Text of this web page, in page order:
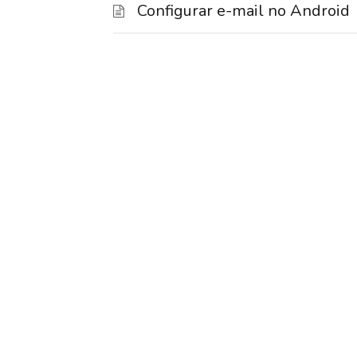
Configurar e-mail no Android